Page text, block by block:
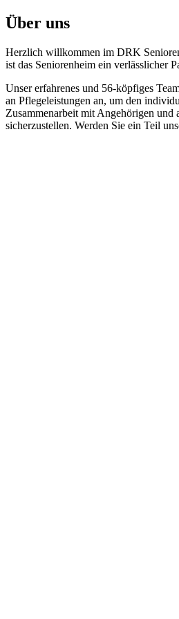
Über uns
Herzlich willkommen im DRK
ist das Seniorenheim ein verlässlicher
Unser erfahrenes und 56-köpfiges
an Pflegeleistungen an, um den
Zusammenarbeit mit Angehörigen und
sicherzustellen. Werden Sie ein Teil